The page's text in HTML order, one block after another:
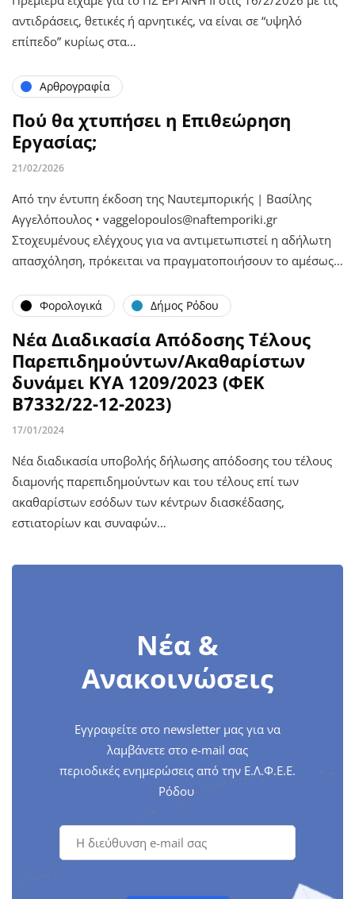
αντιδράσεις, θετικές ή αρνητικές, να είναι σε “υψηλό
επίπεδο” κυρίως στα…
Αρθρογραφία
Πού θα χτυπήσει η Επιθεώρηση
Εργασίας;
21/02/2026
Από την έντυπη έκδοση της Ναυτεμπορικής | Βασίλης
Αγγελόπουλος • vaggelopoulos@naftemporiki.gr
Στοχευμένους ελέγχους για να αντιμετωπιστεί η αδήλωτη
απασχόληση, πρόκειται να πραγματοποιήσουν το αμέσως…
Φορολογικά Δήμος Ρόδου
Νέα Διαδικασία Απόδοσης Τέλους
Παρεπιδημούντων/Ακαθαρίστων
δυνάμει ΚΥΑ 1209/2023 (ΦΕΚ
Β΄7332/22-12-2023)
17/01/2024
Νέα διαδικασία υποβολής δήλωσης απόδοσης του τέλους
διαμονής παρεπιδημούντων και του τέλους επί των
ακαθαρίστων εσόδων των κέντρων διασκέδασης,
εστιατορίων και συναφών…
Νέα &
Ανακοινώσεις
Εγγραφείτε στο newsletter μας για να
λαμβάνετε στο e-mail σας
περιοδικές ενημερώσεις από την Ε.Λ.Φ.Ε.Ε.
Ρόδου